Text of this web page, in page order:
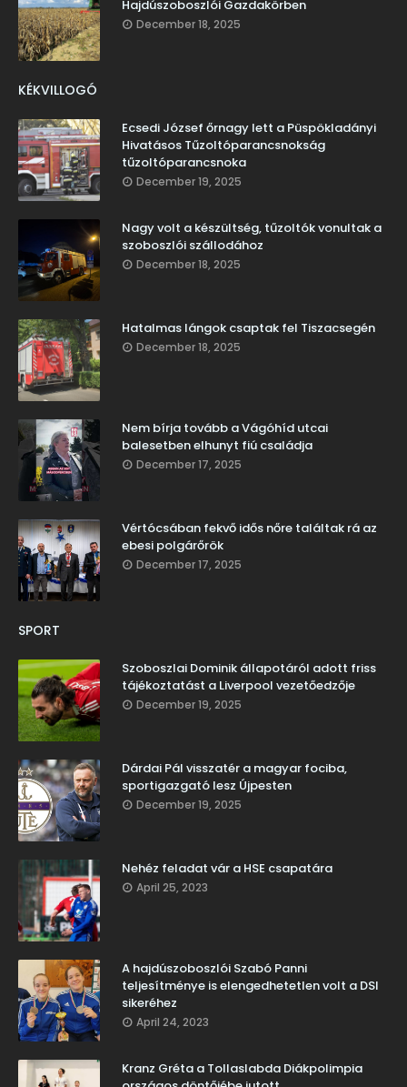
Hajdúszoboszlói Gazdakörben
December 18, 2025
KÉKVILLOGÓ
Ecsedi József őrnagy lett a Püspökladányi
Hivatásos Tűzoltóparancsnokság
tűzoltóparancsnoka
December 19, 2025
Nagy volt a készültség, tűzoltók vonultak a
szoboszlói szállodához
December 18, 2025
Hatalmas lángok csaptak fel Tiszacsegén
December 18, 2025
Nem bírja tovább a Vágóhíd utcai
balesetben elhunyt fiú családja
December 17, 2025
Vértócsában fekvő idős nőre találtak rá az
ebesi polgárőrök
December 17, 2025
SPORT
Szoboszlai Dominik állapotáról adott friss
tájékoztatást a Liverpool vezetőedzője
December 19, 2025
Dárdai Pál visszatér a magyar fociba,
sportigazgató lesz Újpesten
December 19, 2025
Nehéz feladat vár a HSE csapatára
April 25, 2023
A hajdúszoboszlói Szabó Panni
teljesítménye is elengedhetetlen volt a DSI
sikeréhez
April 24, 2023
Kranz Gréta a Tollaslabda Diákpolimpia